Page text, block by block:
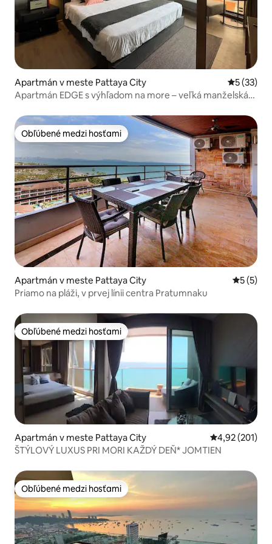
Apartmán v meste Pattaya City
5 (33)
Apartmán EDGE s výhľadom na more – veľká manželská
Obľúbené medzi hosťami
Obľúbené medzi hosťami
Apartmán v meste Pattaya City
5 (5)
Priamo na pláži, v prvej línii centra Pratumnaku
Obľúbené medzi hosťami
Obľúbené medzi hosťami
Apartmán v meste Pattaya City Priemerné
4,92 (201)
ŠTÝLOVÝ LUXUS PRI MORI KAŽDÝ DEŇ* JOMTIEN
Obľúbené medzi hosťami
Obľúbené medzi hosťami